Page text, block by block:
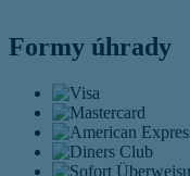
Formy úhrady